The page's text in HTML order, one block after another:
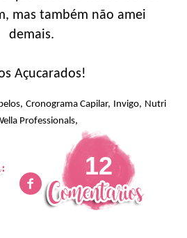
mas também não amei
demais.
Açucarados!
, Cronograma Capilar, Invigo, Nutri
Professionals,
12